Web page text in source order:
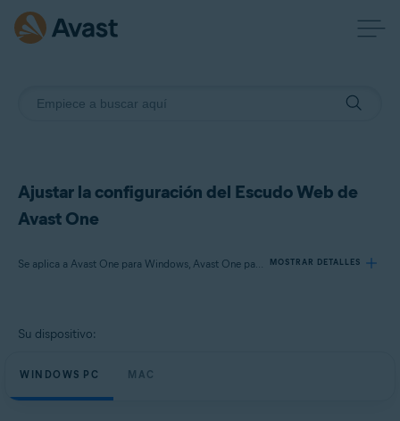
Ajustar la configuración del Escudo Web de
Avast One
Se aplica a Avast One para Windows, Avast One para Mac MOSTRAR DETALLES
Productos:
Avast One 24.x para Mac
Su dispositivo:
WINDOWS PC MAC